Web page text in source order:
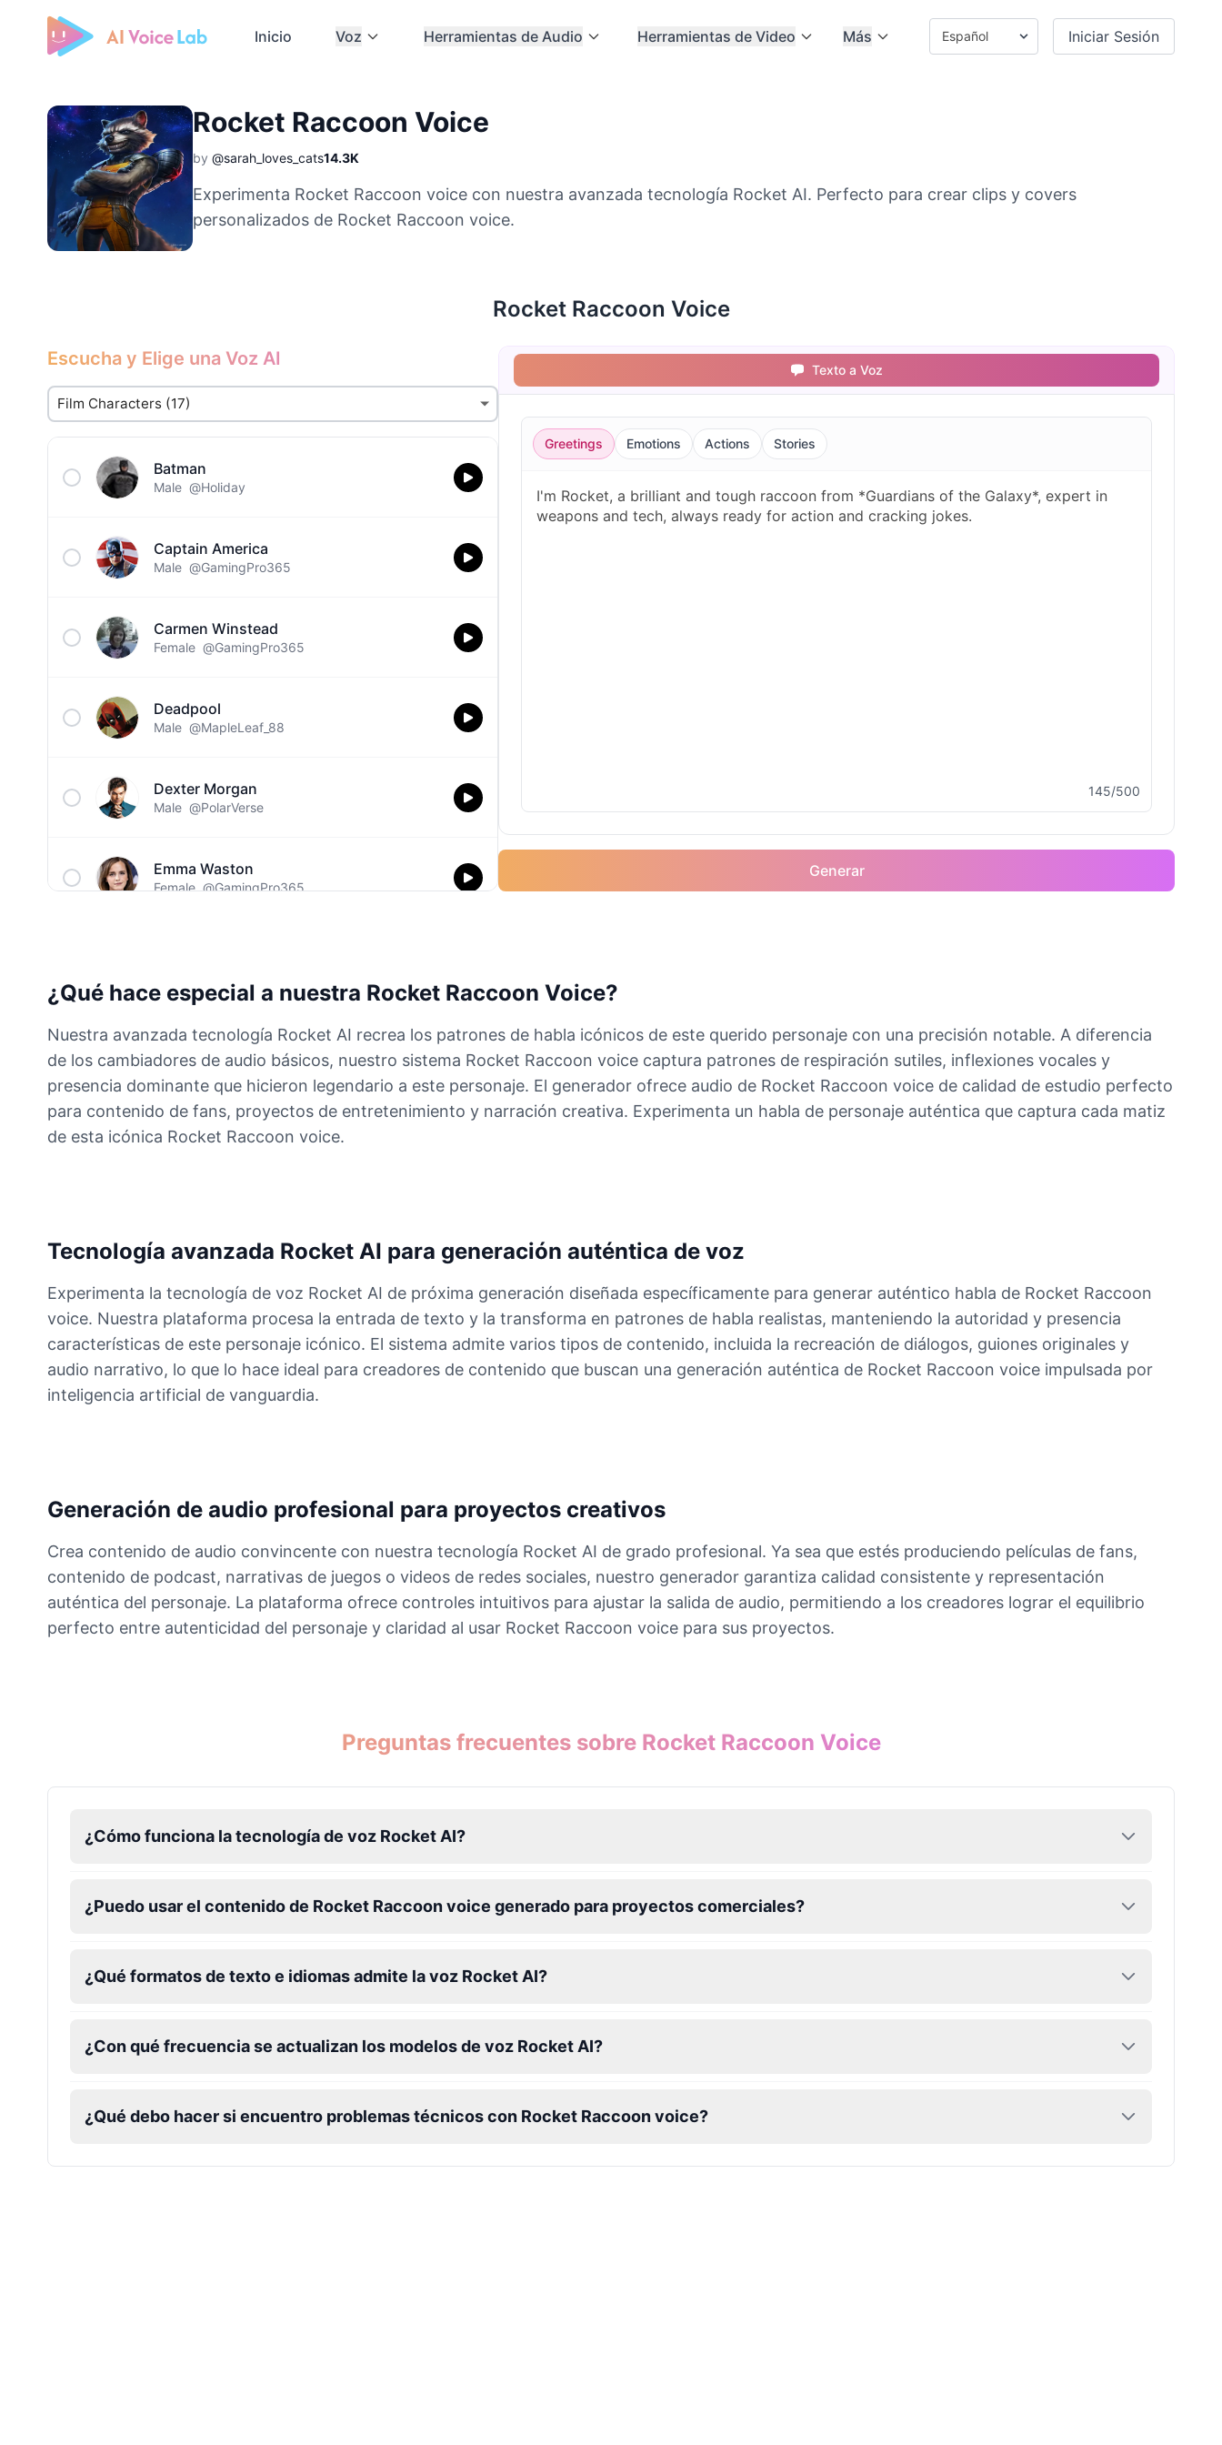
Free AI Cover & AI Voice Over Inicio Voz Herramientas de Audio Herramientas de Video Más Iniciar Sesión
Rocket Raccoon Voice
by @sarah_loves_cats14.3K
Experimenta Rocket Raccoon voice con nuestra avanzada tecnología Rocket AI. Perfecto para crear clips y covers
personalizados de Rocket Raccoon voice.
Rocket Raccoon Voice
Escucha y Elige una Voz AI
Batman
Male @Holiday
Captain America
Male @GamingPro365
Carmen Winstead
Female @GamingPro365
Deadpool
Male @MapleLeaf_88
Dexter Morgan
Male @PolarVerse
Emma Waston
Female @GamingPro365
Gumball
@BytePhantom
Jigsaw
Male @NYCgirl2009
Male @Holiday
Rocket(Guardians of the Galaxy)
Male @sarah_loves_cats
Venom
WuKong(Black Myth)
Male @OmegaWolf
Texto a Voz
Greetings Emotions Actions Stories
145/500
Generar
¿Qué hace especial a nuestra Rocket Raccoon Voice?
Nuestra avanzada tecnología Rocket AI recrea los patrones de habla icónicos de este querido personaje con una precisión notable. A diferencia
de los cambiadores de audio básicos, nuestro sistema Rocket Raccoon voice captura patrones de respiración sutiles, inflexiones vocales y
presencia dominante que hicieron legendario a este personaje. El generador ofrece audio de Rocket Raccoon voice de calidad de estudio perfecto
para contenido de fans, proyectos de entretenimiento y narración creativa. Experimenta un habla de personaje auténtica que captura cada matiz
de esta icónica Rocket Raccoon voice.
Tecnología avanzada Rocket AI para generación auténtica de voz
Experimenta la tecnología de voz Rocket AI de próxima generación diseñada específicamente para generar auténtico habla de Rocket Raccoon
voice. Nuestra plataforma procesa la entrada de texto y la transforma en patrones de habla realistas, manteniendo la autoridad y presencia
características de este personaje icónico. El sistema admite varios tipos de contenido, incluida la recreación de diálogos, guiones originales y
audio narrativo, lo que lo hace ideal para creadores de contenido que buscan una generación auténtica de Rocket Raccoon voice impulsada por
inteligencia artificial de vanguardia.
Generación de audio profesional para proyectos creativos
Crea contenido de audio convincente con nuestra tecnología Rocket AI de grado profesional. Ya sea que estés produciendo películas de fans,
contenido de podcast, narrativas de juegos o videos de redes sociales, nuestro generador garantiza calidad consistente y representación
auténtica del personaje. La plataforma ofrece controles intuitivos para ajustar la salida de audio, permitiendo a los creadores lograr el equilibrio
perfecto entre autenticidad del personaje y claridad al usar Rocket Raccoon voice para sus proyectos.
Preguntas frecuentes sobre Rocket Raccoon Voice
¿Cómo funciona la tecnología de voz Rocket AI?
¿Puedo usar el contenido de Rocket Raccoon voice generado para proyectos comerciales?
¿Qué formatos de texto e idiomas admite la voz Rocket AI?
¿Con qué frecuencia se actualizan los modelos de voz Rocket AI?
¿Qué debo hacer si encuentro problemas técnicos con Rocket Raccoon voice?